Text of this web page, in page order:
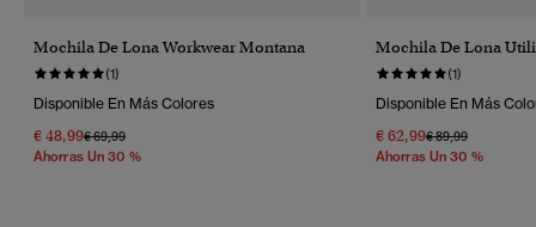
Mochila De Lona Workwear Montana
(1)
Disponible En Más Colores
€ 48,99Precio Rebajado De
€ 69,99A
Ahorras Un 30 %
Mochila De Lona
(1)
Disponible En Más
€ 62,99Precio Rebajado
€ 89,99A
Ahorras Un 30 %